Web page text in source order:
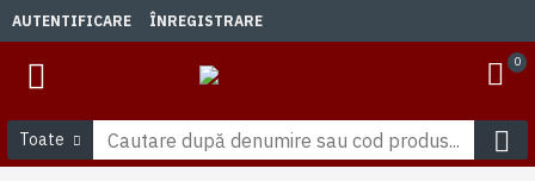
AUTENTIFICARE ÎNREGISTRARE
0
Toate